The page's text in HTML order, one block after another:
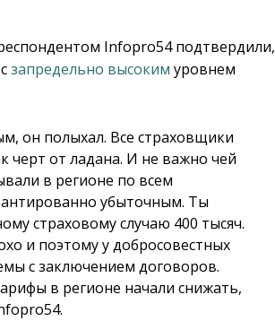
Infopro54 подтвердили,
запредельно высоким уровнем
он полыхал. Все страховщики
черт от ладана. И не важно чей
в регионе по всем
убыточным. Ты
страховому случаю 400 тысяч.
и поэтому у добросовестных
с заключением договоров.
в регионе начали снижать,